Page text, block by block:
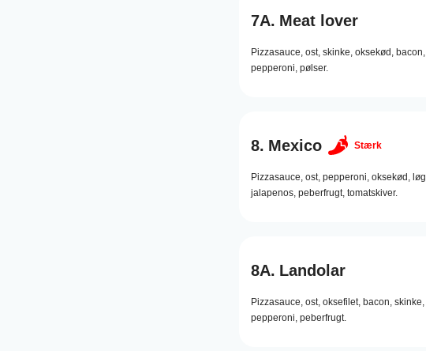
7A. Meat lover
Pizzasauce, ost, skinke, oksekød, bacon,
pepperoni, pølser.
8. Mexico Stærk
Pizzasauce, ost, pepperoni, oksekød, løg,
jalapenos, peberfrugt, tomatskiver.
8A. Landolar
Pizzasauce, ost, oksefilet, bacon, skinke,
pepperoni, peberfrugt.